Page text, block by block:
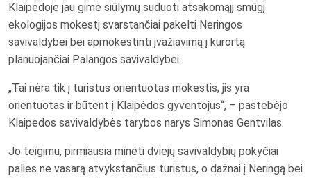
Klaipėdoje jau gimė siūlymų suduoti atsakomąjį smūgį
ekologijos mokestį svarstančiai pakelti Neringos
savivaldybei bei apmokestinti įvažiavimą į kurortą
planuojančiai Palangos savivaldybei.
„Tai nėra tik į turistus orientuotas mokestis, jis yra
orientuotas ir būtent į Klaipėdos gyventojus“, – pastebėjo
Klaipėdos savivaldybės tarybos narys Simonas Gentvilas.
Jo teigimu, pirmiausia minėti dviejų savivaldybių pokyčiai
palies ne vasarą atvykstančius turistus, o dažnai į Neringą bei